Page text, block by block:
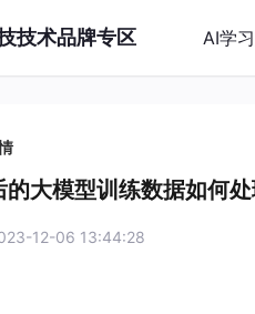
技术品牌专区 AI学
大模型训练数据如何处
12-06 13:44:28